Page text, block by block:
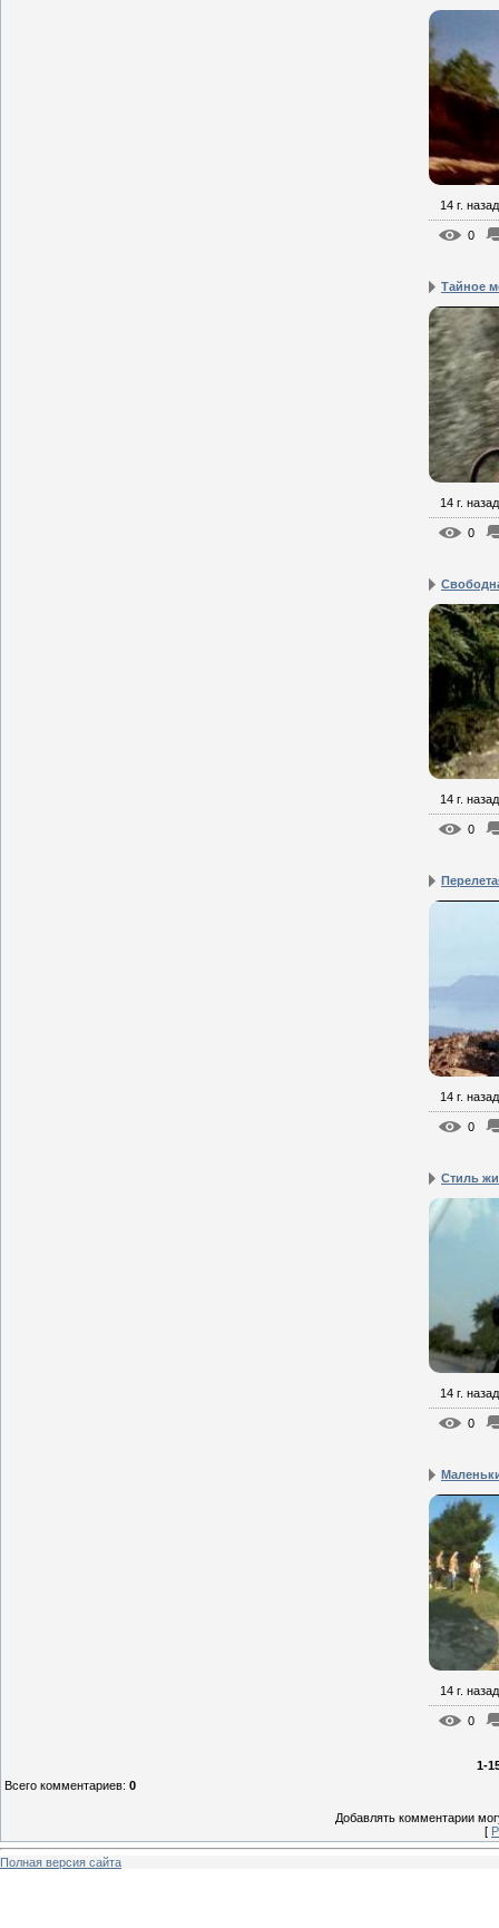
14 г. назад
0
Тайное
14 г. назад
0
14 г. назад
0
14 г. назад
0
Стиль
14 г. назад
0
14 г. назад
0
1-
Всего комментариев: 0
Добавлять комментарии
[
Полная версия сайта